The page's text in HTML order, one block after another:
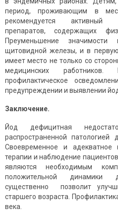
период, проживающим в
рекомендуется активный
препаратов, содержащих
Преуменьшение значимости
щитовидной железы, и в
имеет место не только со
медицинских
профилактическое
предупреждении и выявлении
Заключение.
Йод дефицитная
распространенной патологией
Своевременное и адекватное
терапии и наблюдение
являются необходимым
положительной динамики
существенно позволит
старшего возраста.
века.